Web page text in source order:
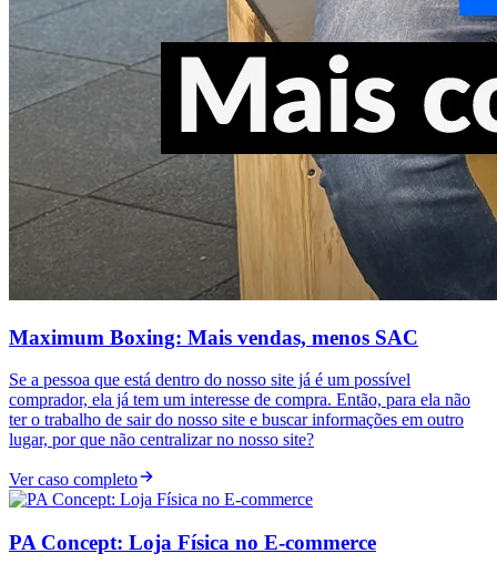
Maximum Boxing: Mais vendas, menos SAC
Se a pessoa que está dentro do nosso site já é um possível
comprador, ela já tem um interesse de compra. Então, para ela não
ter o trabalho de sair do nosso site e buscar informações em outro
lugar, por que não centralizar no nosso site?
Ver caso completo
PA Concept: Loja Física no E-commerce